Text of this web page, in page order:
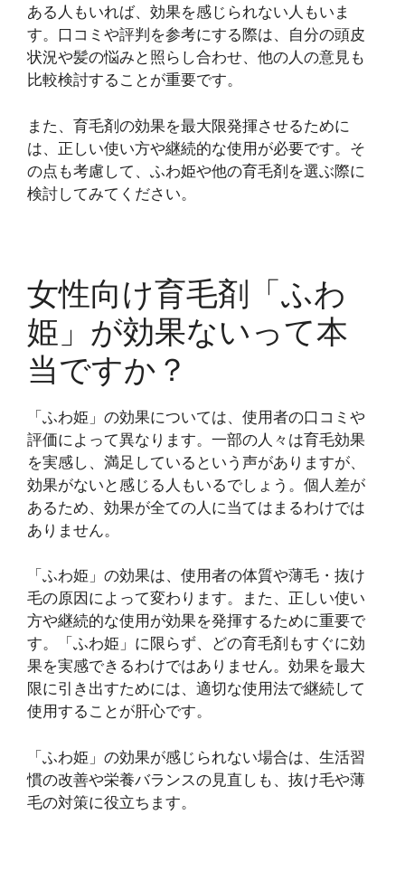
ある人もいれば、効果を感じられない人もいま
す。口コミや評判を参考にする際は、自分の頭皮
状況や髪の悩みと照らし合わせ、他の人の意見も
比較検討することが重要です。
また、育毛剤の効果を最大限発揮させるために
は、正しい使い方や継続的な使用が必要です。そ
の点も考慮して、ふわ姫や他の育毛剤を選ぶ際に
検討してみてください。
女性向け育毛剤「ふわ
姫」が効果ないって本
当ですか？
「ふわ姫」の効果については、使用者の口コミや
評価によって異なります。一部の人々は育毛効果
を実感し、満足しているという声がありますが、
効果がないと感じる人もいるでしょう。個人差が
あるため、効果が全ての人に当てはまるわけでは
ありません。
「ふわ姫」の効果は、使用者の体質や薄毛・抜け
毛の原因によって変わります。また、正しい使い
方や継続的な使用が効果を発揮するために重要で
す。「ふわ姫」に限らず、どの育毛剤もすぐに効
果を実感できるわけではありません。効果を最大
限に引き出すためには、適切な使用法で継続して
使用することが肝心です。
「ふわ姫」の効果が感じられない場合は、生活習
慣の改善や栄養バランスの見直しも、抜け毛や薄
毛の対策に役立ちます。